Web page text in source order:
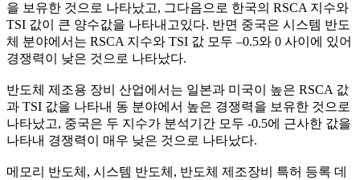
을 보유한 것으로 나타났고, 그다음으로 한국의 RSCA 지수와
TSI 값이 큰 양수값을 나타내고있다. 반면 중국은 시스템 반도
체 분야에서는 RSCA 지수와 TSI 값 모두 –0.5와 0 사이에 있어
경쟁력이 낮은 것으로 나타났다.
반도체 제조용 장비 산업에서는 일본과 미국이 높은 RSCA 값
과 TSI 값을 나타내 동 분야에서 높은 경쟁력을 보유한 것으로
나타났고, 중국은 두 지수가 분석기간 모두 -0.5에 근사한 값을
나타내 경쟁력이 매우 낮은 것으로 나타났다.
메모리 반도체, 시스템 반도체, 반도체 제조장비 특허 등록 데